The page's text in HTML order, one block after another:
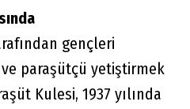
gençleri
ve paraşütçü yetiştirmek
Kulesi, 1937 yılında